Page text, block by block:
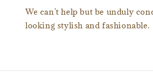
We can't help but be unduly
looking stylish and fashionable.